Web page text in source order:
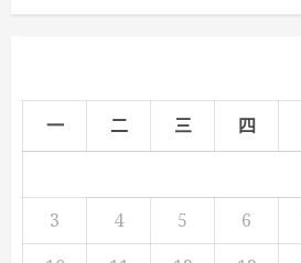
一 二 三 四
3
4 5 6